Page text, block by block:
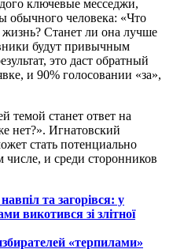
ключевые месседжи,
обычного человека: «Что
Станет ли она лучше
будут привычным
это даст обратный
и 90% голосовании «за»,
темой станет ответ на
нет?». Игнатовский
стать потенциально
и среди сторонников
та загорівся: у
викотився зі злітної
«терпилами»